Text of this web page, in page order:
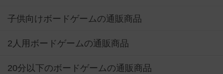
子供向けボードゲームの通販商品
2人用ボードゲームの通販商品
20分以下のボードゲームの通販商品